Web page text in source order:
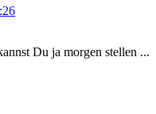
Du ja morgen stellen ...